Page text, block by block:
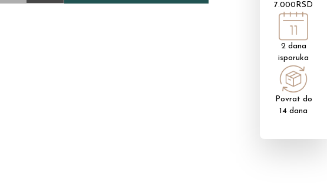
7.000RSD
2 dana
isporuka
Povrat do
14 dana